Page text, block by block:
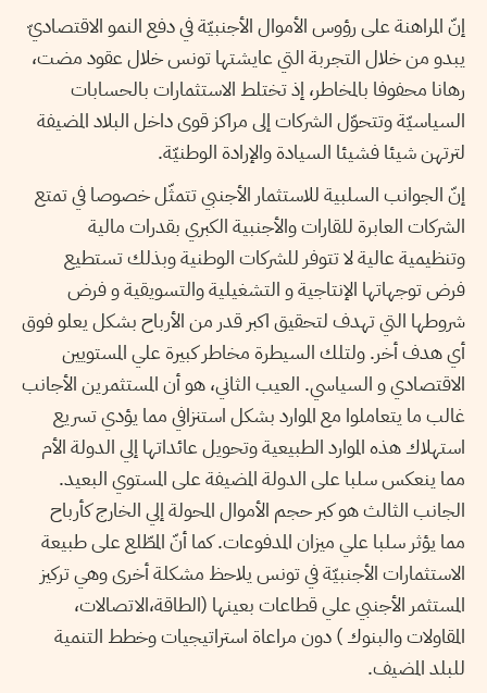
إنّ المراهنة على رؤوس الأموال الأجنبيّة في دفع النمو الاقتصاديّ
يبدو من خلال التجربة التي عايشتها تونس خلال عقود مضت،
رهانا محفوفا بالمخاطر، إذ تختلط الاستثمارات بالحسابات
السياسيّة وتتحوّل الشركات إلى مراكز قوى داخل البلاد المضيفة
لترتهن شيئا فشيئا السيادة والإرادة الوطنيّة.
إنّ الجوانب السلبية للاستثمار الأجنبي تتمثّل خصوصا في تمتع
الشركات العابرة للقارات والأجنبية الكبري بقدرات مالية
وتنظيمية عالية لا تتوفر للشركات الوطنية وبذلك تستطيع
فرض توجهاتها الإنتاجية و التشغيلية والتسويقية و فرض
شروطها التي تهدف لتحقيق اكبر قدر من الأرباح بشكل يعلو فوق
أي هدف أخر. ولتلك السيطرة مخاطر كبيرة علي المستويين
الاقتصادي و السياسي. العيب الثاني، هو أن المستثمرين الأجانب
غالب ما يتعاملوا مع الموارد بشكل استنزافي مما يؤدي تسريع
استهلاك هذه الموارد الطبيعية وتحويل عائداتها إلي الدولة الأم
مما ينعكس سلبا على الدولة المضيفة على المستوي البعيد.
الجانب الثالث هو كبر حجم الأموال المحولة إلي الخارج كأرباح
مما يؤثر سلبا علي ميزان المدفوعات. كما أنّ المطّلع على طبيعة
الاستثمارات الأجنبيّة في تونس يلاحظ مشكلة أخرى وهي تركيز
المستثمر الأجنبي علي قطاعات بعينها (الطاقة،الاتصالات،
المقاولات والبنوك ) دون مراعاة استراتيجيات وخطط التنمية
للبلد المضيف.